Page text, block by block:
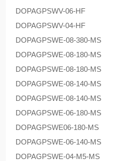
DOPAGPSWV-06-HF
DOPAGPSWV-04-HF
DOPAGPSWE-08-380-MS
DOPAGPSWE-08-180-MS
DOPAGPSWE-08-180-MS
DOPAGPSWE-08-140-MS
DOPAGPSWE-08-140-MS
DOPAGPSWE-06-180-MS
DOPAGPSWE06-180-MS
DOPAGPSWE-06-140-MS
DOPAGPSWE-04-M5-MS